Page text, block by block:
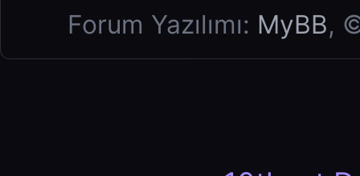
Forum Yazılımı: MyBB,